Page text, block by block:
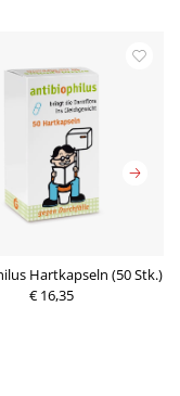
Hartkapseln (50 Stk.)
€ 16,35